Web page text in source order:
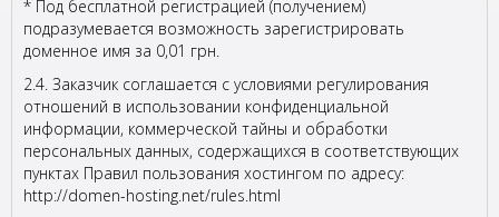
* Под бесплатной регистрацией (получением)
подразумевается возможность зарегистрировать
доменное имя за 0,01 грн.
2.4. Заказчик соглашается с условиями регулирования
отношений в использовании конфиденциальной
информации, коммерческой тайны и обработки
персональных данных, содержащихся в соответствующих
пунктах Правил пользования хостингом по адресу:
http://domen-hosting.net/rules.html